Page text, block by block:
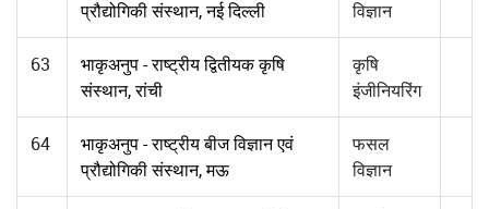
प्रौद्योगिकी संस्थान, नई दिल्ली
विज्ञान
63
भाकृअनुप - राष्ट्रीय द्वितीयक कृषि
संस्थान, रांची
कृषि
इंजीनियरिंग
64
भाकृअनुप - राष्ट्रीय बीज विज्ञान एवं
प्रौद्योगिकी संस्थान, मऊ
फसल
विज्ञान